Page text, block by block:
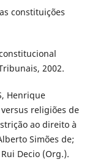
constituições
2002.
Henrique
religiões de
ao direito à
Simões de;
Rui Decio (Org.).